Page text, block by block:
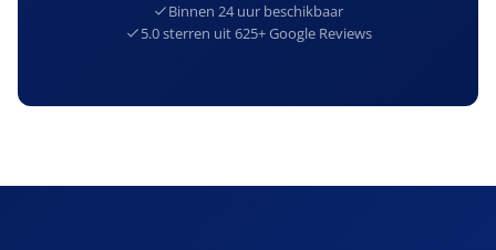
Binnen 24 uur beschikbaar
5.0 sterren uit 625+ Google Reviews